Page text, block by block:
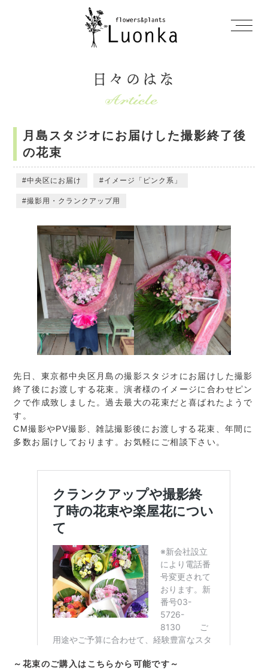
日々のはな
月島スタジオにお届けした撮影終了後
の花束
中央区にお届け イメージ「ピンク系」
撮影用・クランクアップ用
先日、東京都中央区月島の撮影スタジオにお届けした撮影
終了後にお渡しする花束。演者様のイメージに合わせピン
クで作成致しました。過去最大の花束だと喜ばれたようで
す。
CM撮影やPV撮影、雑誌撮影後にお渡しする花束、年間に
多数お届けしております。お気軽にご相談下さい。
～花束のご購入はこちらから可能です～